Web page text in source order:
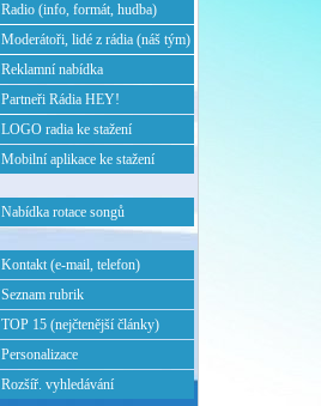
Radio (info, formát, hudba)
Moderátoři, lidé z rádia (náš tým)
Reklamní nabídka
Partneři Rádia HEY!
LOGO radia ke stažení
Mobilní aplikace ke stažení
Nabídka rotace songů
Kontakt (e-mail, telefon)
Seznam rubrik
TOP 15 (nejčtenější články)
Personalizace
Rozšíř. vyhledávání